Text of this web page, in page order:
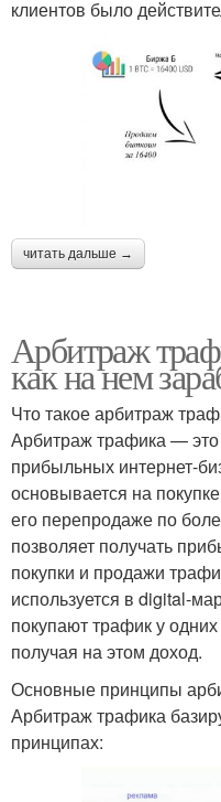
клиентов было
читать дальше →
Арбитраж
как на нем
Что такое арбитраж
Арбитраж трафика —
прибыльных интернет-
основывается на
его перепродаже по
позволяет получать
покупки и продажи
используется в digital-
покупают трафик у
получая на этом доход.
Основные принципы
Арбитраж трафика
принципах: